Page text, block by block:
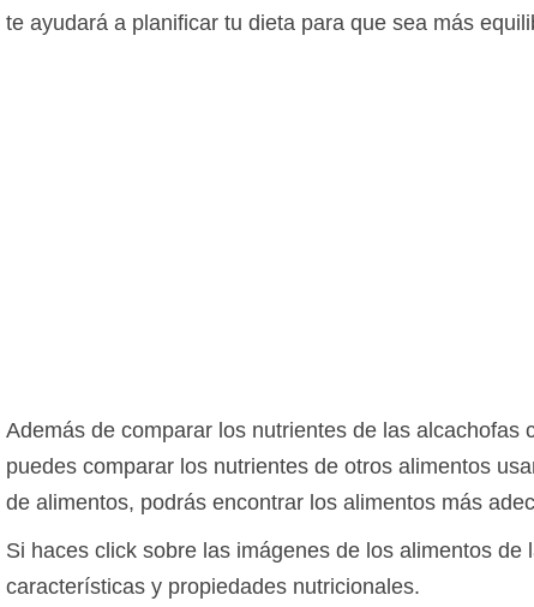
te ayudará a planificar tu dieta para que sea más
Además de comparar los nutrientes de las
puedes comparar los nutrientes de otros alimentos
de alimentos, podrás encontrar los alimentos más
Si haces click sobre las imágenes de los alimentos
características y propiedades nutricionales.